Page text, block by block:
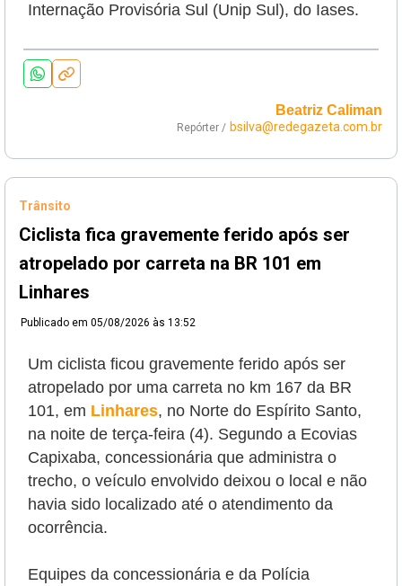
Internação Provisória Sul (Unip Sul), do Iases.
Beatriz Caliman
Repórter / bsilva@redegazeta.com.br
Trânsito
Ciclista fica gravemente ferido após ser
atropelado por carreta na BR 101 em
Linhares
Publicado em 05/08/2026 às 13:52
Um ciclista ficou gravemente ferido após ser
atropelado por uma carreta no km 167 da BR
101, em Linhares, no Norte do Espírito Santo,
na noite de terça-feira (4). Segundo a Ecovias
Capixaba, concessionária que administra o
trecho, o veículo envolvido deixou o local e não
havia sido localizado até o atendimento da
ocorrência.
Equipes da concessionária e da Polícia